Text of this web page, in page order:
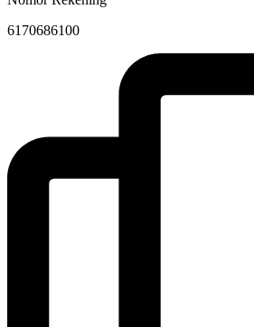
6170686100